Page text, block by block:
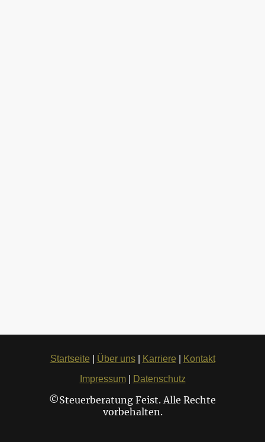
Startseite Über uns| Karriere
Kontakt
Impressum| Datenschutz
©Steuerberatung Feist. Alle Rechte
vorbehalten.